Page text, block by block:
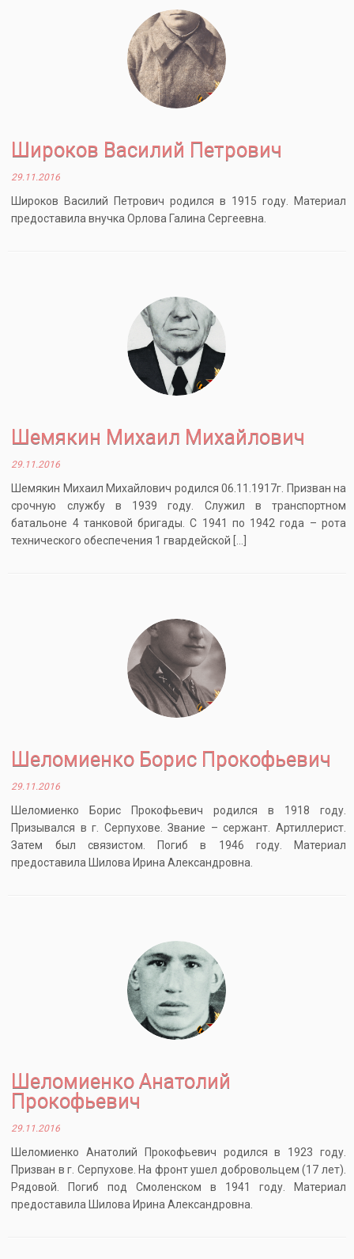
Широков Василий Петрович
29.11.2016
Широков Василий Петрович родился в 1915 году. Материал
предоставила внучка Орлова Галина Сергеевна.
Шемякин Михаил Михайлович
29.11.2016
Шемякин Михаил Михайлович родился 06.11.1917г. Призван на
срочную службу в 1939 году. Служил в транспортном
батальоне 4 танковой бригады. С 1941 по 1942 года – рота
технического обеспечения 1 гвардейской […]
Шеломиенко Борис Прокофьевич
29.11.2016
Шеломиенко Борис Прокофьевич родился в 1918 году.
Призывался в г. Серпухове. Звание – сержант. Артиллерист.
Затем был связистом. Погиб в 1946 году. Материал
предоставила Шилова Ирина Александровна.
Шеломиенко Анатолий
Прокофьевич
29.11.2016
Шеломиенко Анатолий Прокофьевич родился в 1923 году.
Призван в г. Серпухове. На фронт ушел добровольцем (17 лет).
Рядовой. Погиб под Смоленском в 1941 году. Материал
предоставила Шилова Ирина Александровна.